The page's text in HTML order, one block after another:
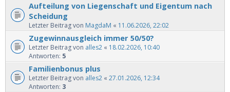
Aufteilung von Liegenschaft und Eigentum nach
Scheidung
Letzter Beitrag von MagdaM « 11.06.2026, 22:02
Zugewinnausgleich immer 50/50?
Letzter Beitrag von alles2 « 18.02.2026, 10:40
Antworten: 5
Familienbonus plus
Letzter Beitrag von alles2 « 27.01.2026, 12:34
Antworten: 3